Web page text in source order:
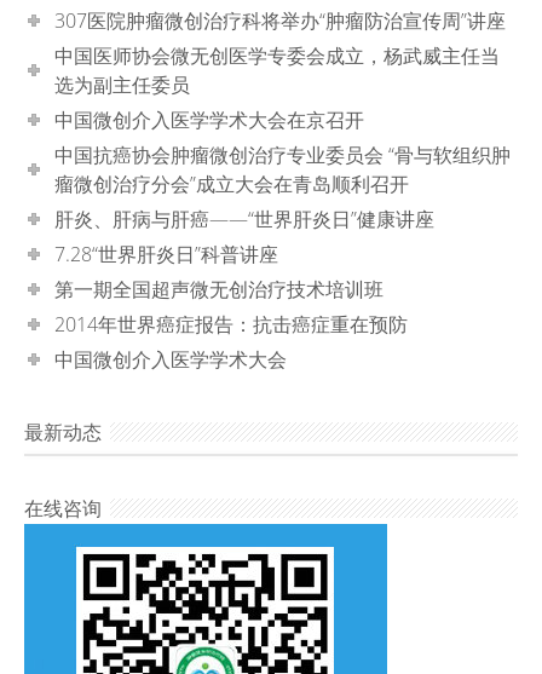
307医院肿瘤微创治疗科将举办“肿瘤防治宣传周”讲座
中国医师协会微无创医学专委会成立，杨武威主任当
选为副主任委员
中国微创介入医学学术大会在京召开
中国抗癌协会肿瘤微创治疗专业委员会 “骨与软组织肿
瘤微创治疗分会”成立大会在青岛顺利召开
肝炎、肝病与肝癌——“世界肝炎日”健康讲座
7.28“世界肝炎日”科普讲座
第一期全国超声微无创治疗技术培训班
2014年世界癌症报告：抗击癌症重在预防
中国微创介入医学学术大会
最新动态
在线咨询